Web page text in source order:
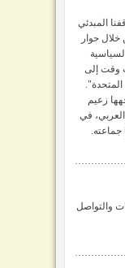
المبدئي
خلال حوار
وقت إلى
المتحدة".
زعيم
في
والتواصل